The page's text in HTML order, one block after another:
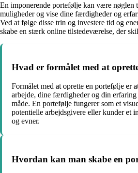
En imponerende portefølje kan være nøglen
muligheder og vise dine færdigheder og
Ved at følge disse trin og investere tid og
skabe en stærk online tilstedeværelse, der
Hvad er formålet med at
Formålet med at oprette en portefølje er
arbejde, dine færdigheder og din erfaring
måde. En portefølje fungerer som et
potentielle arbejdsgivere eller kunder et
og evner.
Hvordan kan man skabe en